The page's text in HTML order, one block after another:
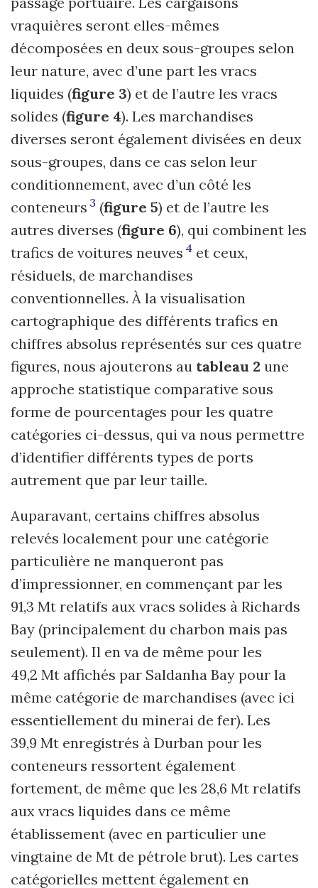
vraquières seront elles-mêmes
décomposées en deux sous-groupes selon
leur nature, avec d’une part les vracs
liquides (figure 3) et de l’autre les vracs
solides (figure 4). Les marchandises
diverses seront également divisées en deux
sous-groupes, dans ce cas selon leur
conditionnement, avec d’un côté les
conteneurs 3 (figure 5) et de l’autre les
autres diverses (figure 6), qui combinent les
trafics de voitures neuves 4 et ceux,
résiduels, de marchandises
conventionnelles. À la visualisation
cartographique des différents trafics en
chiffres absolus représentés sur ces quatre
figures, nous ajouterons au tableau 2 une
approche statistique comparative sous
forme de pourcentages pour les quatre
catégories ci-dessus, qui va nous permettre
d’identifier différents types de ports
autrement que par leur taille.
Auparavant, certains chiffres absolus
relevés localement pour une catégorie
particulière ne manqueront pas
d’impressionner, en commençant par les
91,3 Mt relatifs aux vracs solides à Richards
Bay (principalement du charbon mais pas
seulement). Il en va de même pour les
49,2 Mt affichés par Saldanha Bay pour la
même catégorie de marchandises (avec ici
essentiellement du minerai de fer). Les
39,9 Mt enregistrés à Durban pour les
conteneurs ressortent également
fortement, de même que les 28,6 Mt relatifs
aux vracs liquides dans ce même
établissement (avec en particulier une
vingtaine de Mt de pétrole brut). Les cartes
catégorielles mettent également en